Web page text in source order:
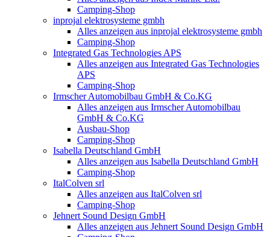
Camping-Shop
inprojal elektrosysteme gmbh
Alles anzeigen aus inprojal elektrosysteme gmbh
Camping-Shop
Integrated Gas Technologies APS
Alles anzeigen aus Integrated Gas Technologies
APS
Camping-Shop
Irmscher Automobilbau GmbH & Co.KG
Alles anzeigen aus Irmscher Automobilbau
GmbH & Co.KG
Ausbau-Shop
Camping-Shop
Isabella Deutschland GmbH
Alles anzeigen aus Isabella Deutschland GmbH
Camping-Shop
ItalColven srl
Alles anzeigen aus ItalColven srl
Camping-Shop
Jehnert Sound Design GmbH
Alles anzeigen aus Jehnert Sound Design GmbH